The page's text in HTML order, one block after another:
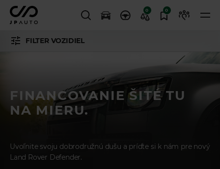
0 0
FINANCOVANIE ŠITÉ TU
NA MIERU.
Uvoľnite svoju dobrodružnú dušu a príďte si k nám pre nový
Land Rover Defender.
FILTER VOZIDIEL